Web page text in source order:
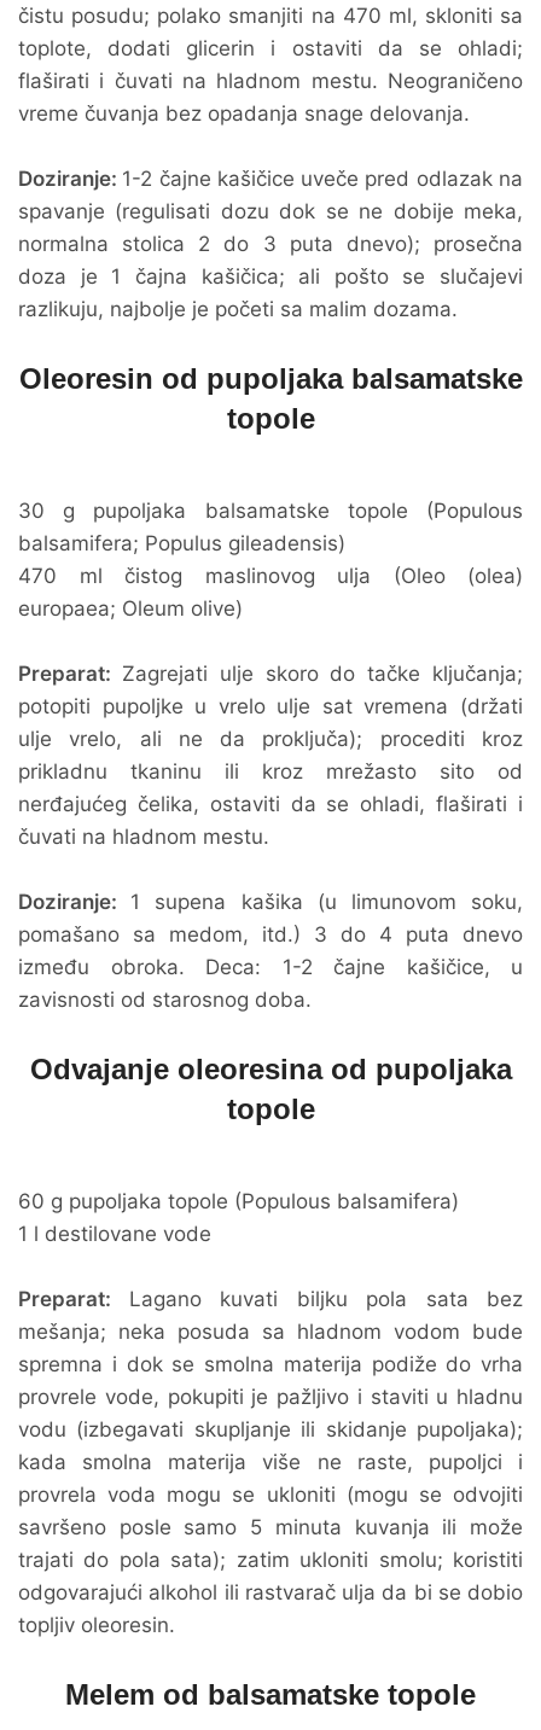
čistu posudu; polako smanjiti na 470 ml, skloniti sa
toplote, dodati glicerin i ostaviti da se ohladi;
flaširati i čuvati na hladnom mestu. Neograničeno
vreme čuvanja bez opadanja snage delovanja.
Doziranje: 1-2 čajne kašičice uveče pred odlazak na
spavanje (regulisati dozu dok se ne dobije meka,
normalna stolica 2 do 3 puta dnevo); prosečna
doza je 1 čajna kašičica; ali pošto se slučajevi
razlikuju, najbolje je početi sa malim dozama.
Oleoresin od pupoljaka balsamatske
topole
30 g pupoljaka balsamatske topole (Populous
balsamifera; Populus gileadensis)
470 ml čistog maslinovog ulja (Oleo (olea)
europaea; Oleum olive)
Preparat: Zagrejati ulje skoro do tačke ključanja;
potopiti pupoljke u vrelo ulje sat vremena (držati
ulje vrelo, ali ne da proključa); procediti kroz
prikladnu tkaninu ili kroz mrežasto sito od
nerđajućeg čelika, ostaviti da se ohladi, flaširati i
čuvati na hladnom mestu.
Doziranje: 1 supena kašika (u limunovom soku,
pomašano sa medom, itd.) 3 do 4 puta dnevo
između obroka. Deca: 1-2 čajne kašičice, u
zavisnosti od starosnog doba.
Odvajanje oleoresina od pupoljaka
topole
60 g pupoljaka topole (Populous balsamifera)
1 l destilovane vode
Preparat: Lagano kuvati biljku pola sata bez
mešanja; neka posuda sa hladnom vodom bude
spremna i dok se smolna materija podiže do vrha
provrele vode, pokupiti je pažljivo i staviti u hladnu
vodu (izbegavati skupljanje ili skidanje pupoljaka);
kada smolna materija više ne raste, pupoljci i
provrela voda mogu se ukloniti (mogu se odvojiti
savršeno posle samo 5 minuta kuvanja ili može
trajati do pola sata); zatim ukloniti smolu; koristiti
odgovarajući alkohol ili rastvarač ulja da bi se dobio
topljiv oleoresin.
Melem od balsamatske topole